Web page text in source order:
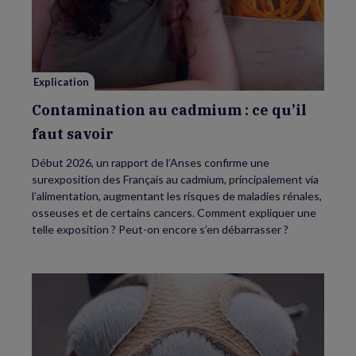
cadmium :
Explication
Contamination au cadmium : ce qu’il
faut savoir
Début 2026, un rapport de l’Anses confirme une
surexposition des Français au cadmium, principalement via
l’alimentation, augmentant les risques de maladies rénales,
osseuses et de certains cancers. Comment expliquer une
telle exposition ? Peut-on encore s’en débarrasser ?